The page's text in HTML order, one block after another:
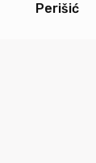
Perišić